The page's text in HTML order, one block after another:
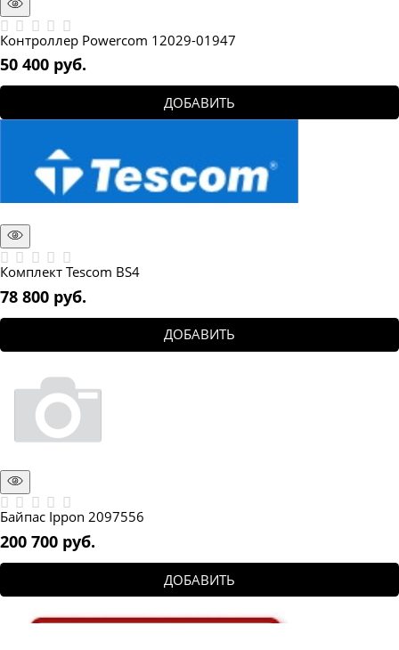
Контроллер Powercom 12029-01947
50 400 руб.
ДОБАВИТЬ
Комплект Tescom BS4
78 800 руб.
ДОБАВИТЬ
Байпас Ippon 2097556
200 700 руб.
ДОБАВИТЬ